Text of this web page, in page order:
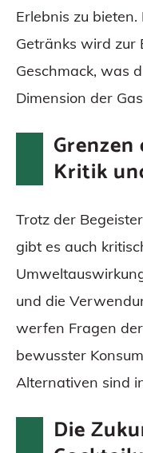
Erlebnis zu
Getränks wird zur
Geschmack, was
Dimension der
Grenzen
Kritik
Trotz der
gibt es auch
und die
werfen Fragen
bewusster
Alternativen sind
Die